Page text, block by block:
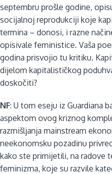
septembru prošle godine,
socijalnoj reprodukciji koje
termina – donosi, i razne
opisivale feministice. Vaša
godina prisvojio tu kritiku.
dijelom kapitalističkog
doskočiti?
NF: U tom eseju iz Guardiana
aspektom ovog kriznog
razmišljanja mainstream
neekonomsku pozadinu
kako ste primijetili, na radove
feminizma, koje su razvile